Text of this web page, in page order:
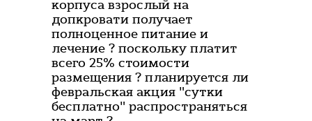
корпуса взрослый на
допкровати получает
полноценное питание и
лечение ? поскольку платит
всего 25% стоимости
размещения ? планируется ли
февральская акция "сутки
бесплатно" распространяться